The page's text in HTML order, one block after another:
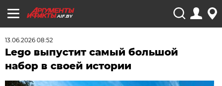
AIF.BY
13.06.2026 08:52
Lego выпустит самый большой
набор в своей истории